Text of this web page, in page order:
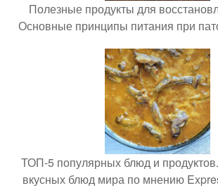
Полезные продукты для
Основные принципы питания при
ТОП-5 популярных блюд и
вкусных блюд мира по мнению